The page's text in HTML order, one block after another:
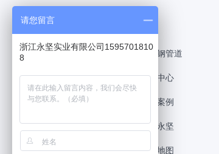
NAVIGATION
永坚首页
不锈钢管道
不锈钢管件
产品中心
经销代理
工程案例
新闻资讯
关于永坚
联系永坚
网站地图
请您留言
浙江永坚实业有限公司1595701810
8